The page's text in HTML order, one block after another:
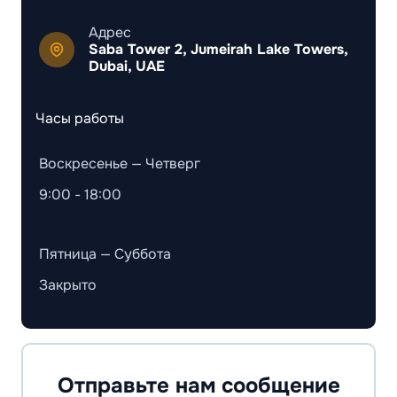
Адрес
Saba Tower 2, Jumeirah Lake Towers,
Dubai, UAE
Часы работы
Воскресенье — Четверг
9:00 - 18:00
Пятница — Суббота
Закрыто
Отправьте нам сообщение